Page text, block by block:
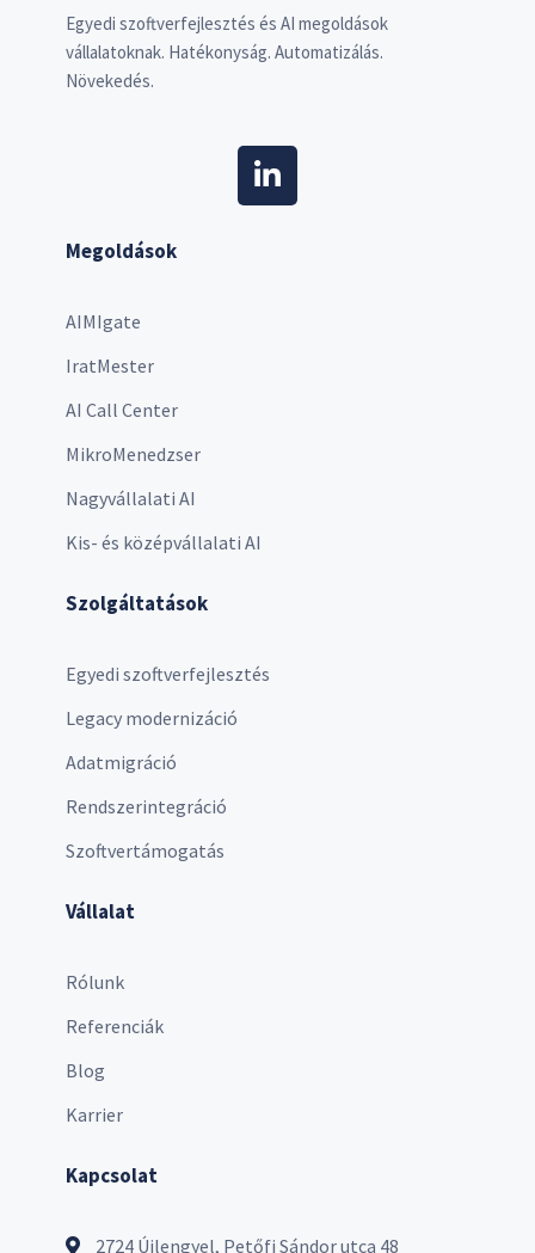
Egyedi szoftverfejlesztés és AI megoldások
vállalatoknak. Hatékonyság. Automatizálás.
Növekedés.
Megoldások
AIMIgate
IratMester
AI Call Center
MikroMenedzser
Nagyvállalati AI
Kis- és középvállalati AI
Szolgáltatások
Egyedi szoftverfejlesztés
Legacy modernizáció
Adatmigráció
Rendszerintegráció
Szoftvertámogatás
Vállalat
Rólunk
Referenciák
Blog
Karrier
Kapcsolat
2724 Újlengyel, Petőfi Sándor utca 48